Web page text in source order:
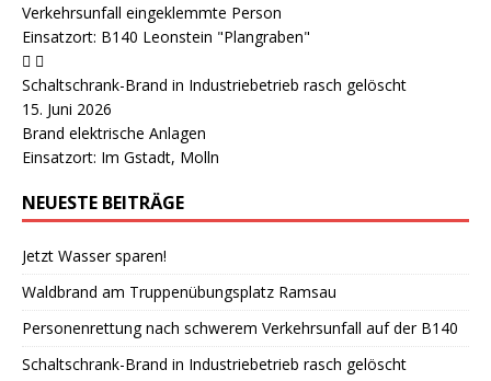
Verkehrsunfall eingeklemmte Person
Einsatzort: B140 Leonstein "Plangraben"
Schaltschrank-Brand in Industriebetrieb rasch gelöscht
15. Juni 2026
Brand elektrische Anlagen
Einsatzort: Im Gstadt, Molln
NEUESTE BEITRÄGE
Jetzt Wasser sparen!
Waldbrand am Truppenübungsplatz Ramsau
Personenrettung nach schwerem Verkehrsunfall auf der B140
Schaltschrank-Brand in Industriebetrieb rasch gelöscht